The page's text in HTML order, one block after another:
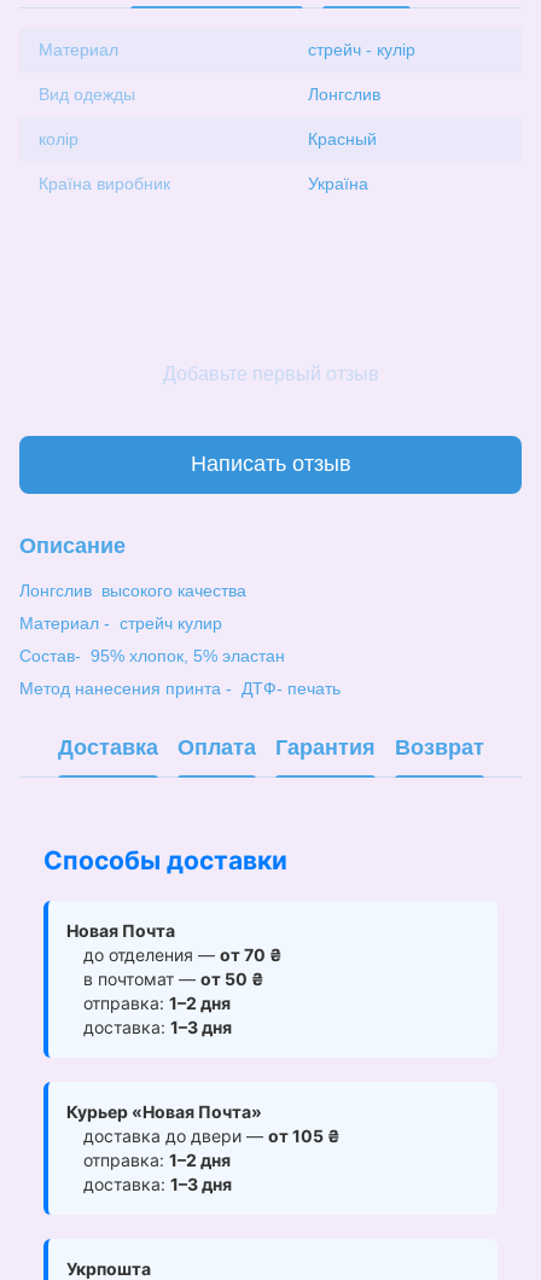
Материал стрейч - кулір
Вид одежды Лонгслив
колір Красный
Країна виробник Україна
Добавьте первый отзыв
Написать отзыв
Описание
Лонгслив высокого качества
Материал - стрейч кулир
Состав- 95% хлопок, 5% эластан
Метод нанесения принта - ДТФ- печать
Доставка Оплата Гарантия Возврат
Способы доставки
Новая Почта
до отделения — от 70 ₴
в почтомат — от 50 ₴
отправка: 1–2 дня
доставка: 1–3 дня
Курьер «Новая Почта»
доставка до двери — от 105 ₴
отправка: 1–2 дня
доставка: 1–3 дня
Укрпошта